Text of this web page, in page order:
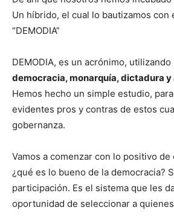
Un híbrido, el cual lo bautizamos con
“DEMODIA”
DEMODIA, es un acrónimo, utilizando
democracia, monarquía, dictadura
Hemos hecho un simple estudio,
evidentes pros y contras de estos
gobernanza.
Vamos a comenzar con lo positivo de
¿qué es lo bueno de la democracia?
participación. Es el sistema que les
oportunidad de seleccionar a